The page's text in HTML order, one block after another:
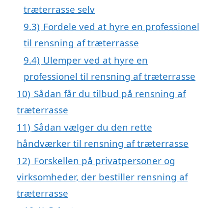
træterrasse selv
9.3) Fordele ved at hyre en professionel
til rensning af træterrasse
9.4) Ulemper ved at hyre en
professionel til rensning af træterrasse
10) Sådan får du tilbud på rensning af
træterrasse
11) Sådan vælger du den rette
håndværker til rensning af træterrasse
12) Forskellen på privatpersoner og
virksomheder, der bestiller rensning af
træterrasse